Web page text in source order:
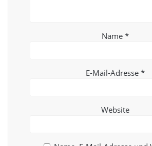
Name *
E-Mail-Adresse *
Website